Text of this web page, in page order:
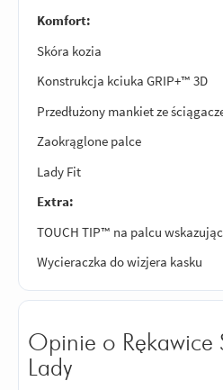
Komfort:
Skóra kozia
Konstrukcja kciuka GRIP+™ 3D
Przedłużony mankiet ze
Zaokrąglone palce
Lady Fit
Extra:
TOUCH TIP™ na palcu
Wycieraczka do wizjera kasku
Opinie o Rękawice
Lady